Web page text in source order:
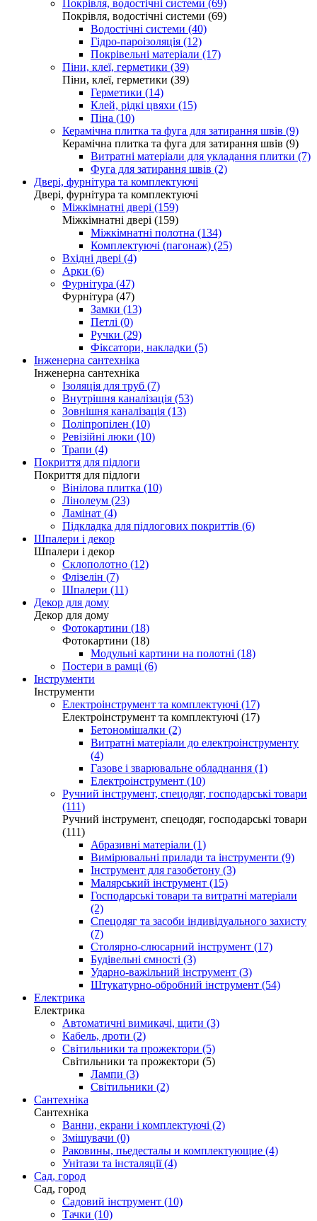
Покрівля, водостічні системи (69)
Покрівля, водостічні системи (69)
Водостічні системи (40)
Гідро-пароізоляція (12)
Покрівельні матеріали (17)
Піни, клеї, герметики (39)
Піни, клеї, герметики (39)
Герметики (14)
Клей, рідкі цвяхи (15)
Піна (10)
Керамічна плитка та фуга для затирання швів (9)
Керамічна плитка та фуга для затирання швів (9)
Витратні матеріали для укладання плитки (7)
Фуга для затирання швів (2)
Двері, фурнітура та комплектуючі
Двері, фурнітура та комплектуючі
Міжкімнатні двері (159)
Міжкімнатні двері (159)
Міжкімнатні полотна (134)
Комплектуючі (пагонаж) (25)
Вхідні двері (4)
Арки (6)
Фурнітура (47)
Фурнітура (47)
Замки (13)
Петлі (0)
Ручки (29)
Фіксатори, накладки (5)
Інженерна сантехніка
Інженерна сантехніка
Ізоляція для труб (7)
Внутрішня каналізація (53)
Зовнішня каналізація (13)
Поліпропілен (10)
Ревізійні люки (10)
Трапи (4)
Покриття для підлоги
Покриття для підлоги
Вінілова плитка (10)
Лінолеум (23)
Ламінат (4)
Підкладка для підлогових покриттів (6)
Шпалери і декор
Шпалери і декор
Склополотно (12)
Флізелін (7)
Шпалери (11)
Декор для дому
Декор для дому
Фотокартини (18)
Фотокартини (18)
Модульні картини на полотні (18)
Постери в рамці (6)
Інструменти
Інструменти
Електроінструмент та комплектуючі (17)
Електроінструмент та комплектуючі (17)
Бетономішалки (2)
Витратні матеріали до електроінструменту
(4)
Газове і зварювальне обладнання (1)
Електроінструмент (10)
Ручний інструмент, спецодяг, господарські товари
(111)
Ручний інструмент, спецодяг, господарські товари
(111)
Абразивні матеріали (1)
Вимірювальні прилади та інструменти (9)
Інструмент для газобетону (3)
Малярський інструмент (15)
Господарські товари та витратні матеріали
(2)
Спецодяг та засоби індивідуального захисту
(7)
Столярно-слюсарний інструмент (17)
Будівельні ємності (3)
Ударно-важільний інструмент (3)
Штукатурно-обробний інструмент (54)
Електрика
Електрика
Автоматичні вимикачі, щити (3)
Кабель, дроти (2)
Світильники та прожектори (5)
Світильники та прожектори (5)
Лампи (3)
Світильники (2)
Сантехніка
Сантехніка
Ванни, екрани і комплектуючі (2)
Змішувачи (0)
Раковины, пьедесталы и комплектующие (4)
Унітази та інсталяції (4)
Сад, город
Сад, город
Садовий інструмент (10)
Тачки (10)